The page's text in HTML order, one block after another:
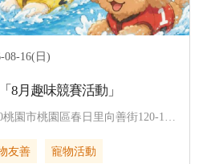
08-16(日)
8月趣味競賽活動」
園市桃園區春日里向善街120-1
友善 寵物活動